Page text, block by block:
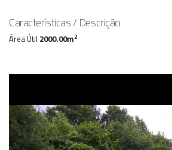
Características / Descrição
Área Útil 2000.00m2